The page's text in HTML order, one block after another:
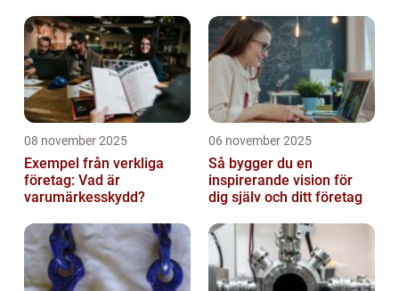
08 november 2025
Exempel från verkliga
företag: Vad är
varumärkesskydd?
06 november 2025
Så bygger du en
inspirerande vision för
dig själv och ditt företag